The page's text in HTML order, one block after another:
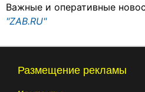
Важные и оперативные
"ZAB.RU"
Размещение рекламы